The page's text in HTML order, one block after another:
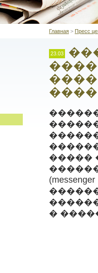
Главная > Пресс
23.03
�����
�